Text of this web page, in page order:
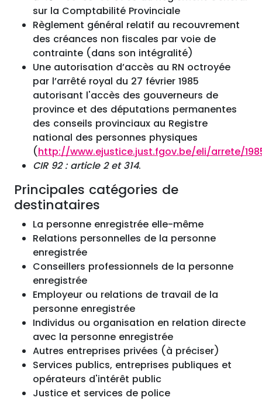
sur la Comptabilité Provinciale
Règlement général relatif au recouvrement
des créances non fiscales par voie de
contrainte (dans son intégralité)
Une autorisation d’accès au RN octroyée
par l’arrêté royal du 27 février 1985
autorisant l'accès des gouverneurs de
province et des députations permanentes
des conseils provinciaux au Registre
national des personnes physiques
(http://www.ejustice.just.fgov.be/eli/arrete/
CIR 92 : article 2 et 314.
Principales catégories de
destinataires
La personne enregistrée elle-même
Relations personnelles de la personne
enregistrée
Conseillers professionnels de la personne
enregistrée
Employeur ou relations de travail de la
personne enregistrée
Individus ou organisation en relation directe
avec la personne enregistrée
Autres entreprises privées (à préciser)
Services publics, entreprises publiques et
opérateurs d'intérêt public
Justice et services de police